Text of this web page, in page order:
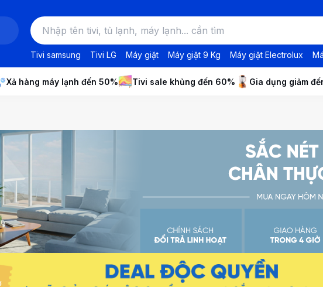
Tivi samsung Tivi LG Máy giặt Máy giặt 9 Kg Máy giặt Electrolux
Xả hàng máy lạnh đến 50% Tivi sale khủng đến 60% Gia dụng giảm